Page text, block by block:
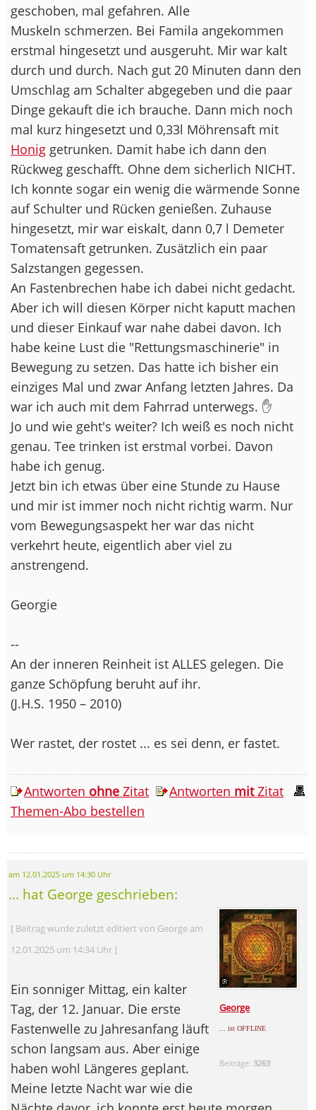
geschoben, mal gefahren. Alle
Muskeln schmerzen. Bei Famila angekommen
erstmal hingesetzt und ausgeruht. Mir war kalt
durch und durch. Nach gut 20 Minuten dann den
Umschlag am Schalter abgegeben und die paar
Dinge gekauft die ich brauche. Dann mich noch
mal kurz hingesetzt und 0,33l Möhrensaft mit
Honig getrunken. Damit habe ich dann den
Rückweg geschafft. Ohne dem sicherlich NICHT.
Ich konnte sogar ein wenig die wärmende Sonne
auf Schulter und Rücken genießen. Zuhause
hingesetzt, mir war eiskalt, dann 0,7 l Demeter
Tomatensaft getrunken. Zusätzlich ein paar
Salzstangen gegessen.
An Fastenbrechen habe ich dabei nicht gedacht.
Aber ich will diesen Körper nicht kaputt machen
und dieser Einkauf war nahe dabei davon. Ich
habe keine Lust die "Rettungsmaschinerie" in
Bewegung zu setzen. Das hatte ich bisher ein
einziges Mal und zwar Anfang letzten Jahres. Da
war ich auch mit dem Fahrrad unterwegs. ✋
Jo und wie geht's weiter? Ich weiß es noch nicht
genau. Tee trinken ist erstmal vorbei. Davon
habe ich genug.
Jetzt bin ich etwas über eine Stunde zu Hause
und mir ist immer noch nicht richtig warm. Nur
vom Bewegungsaspekt her war das nicht
verkehrt heute, eigentlich aber viel zu
anstrengend.
Georgie
--
An der inneren Reinheit ist ALLES gelegen. Die
ganze Schöpfung beruht auf ihr.
(J.H.S. 1950 – 2010)
Wer rastet, der rostet ... es sei denn, er fastet.
Antworten ohne Zitat Antworten mitZitat
Themen-Abo bestellen
am 12.01.2025 um 14:30 Uhr
... hat George geschrieben:
George
... ist OFFLINE
Beiträge: 3263
[ Beitrag wurde zuletzt editiert von George am
12.01.2025 um 14:34 Uhr ]
Ein sonniger Mittag, ein kalter
Tag, der 12. Januar. Die erste
Fastenwelle zu Jahresanfang läuft
schon langsam aus. Aber einige
haben wohl Längeres geplant.
Meine letzte Nacht war wie die